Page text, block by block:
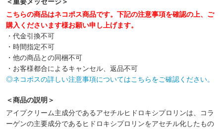
こちらの商品はネコポス商品です。下記の注意事項を確認の上、ご
購入くださいます様お願い申し上げます。
・代金引換不可
・時間指定不可
・他の商品との同梱不可
・お客様都合によるキャンセル、返品不可
◎ネコポスの詳しい注意事項についてはこちらをご確認ください。
＜商品の説明＞
アイプクリーム主成分であるアセチルヒドロキシプロリンは、コラ
ーゲンの主要成分であるヒドロキシプロリンをアセチル化したもの